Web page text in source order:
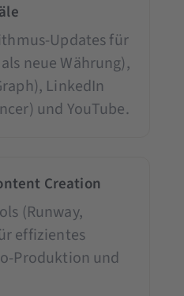
Updates für
neue Währung),
LinkedIn
und YouTube.
Creation
(Runway,
effizientes
Produktion und